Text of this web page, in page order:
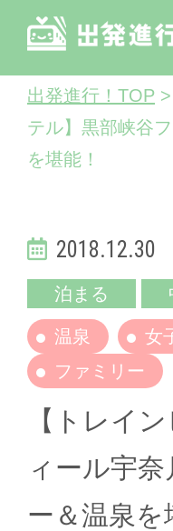
出発進行！TOP >
テル】黒部峡谷
を堪能！
2018.12.30
泊まる
温泉 女
ファミリー
【トレイ
ィール宇
ー＆温泉を